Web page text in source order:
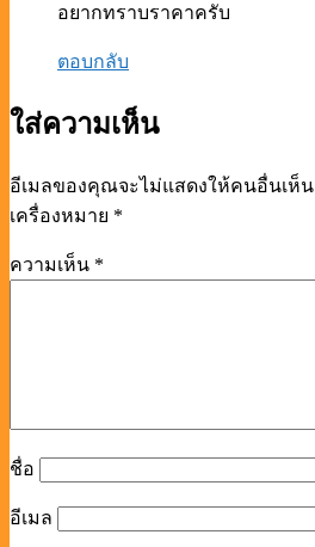
อยากทราบราคาครับ
ตอบกลับ
ใส่ความเห็น
อีเมลของคุณจะไม่แสดงให้คนอื่นเห็น
เครื่องหมาย *
ความเห็น *
ชื่อ
อีเมล